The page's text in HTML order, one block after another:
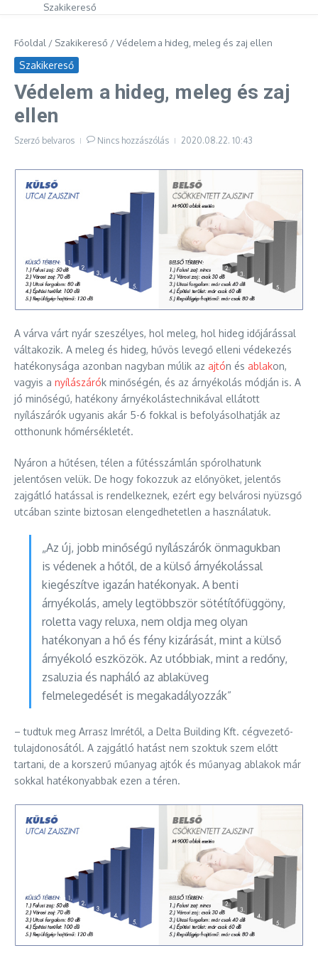
Szakikereső
Főoldal / Szakikereső /Védelem a hideg, meleg és zaj ellen
Szakikereső
Védelem a hideg, meleg és zaj
ellen
Szerző belvaros Nincs hozzászólás 2020.08.22. 10:43
A várva várt nyár szeszélyes, hol meleg, hol hideg időjárással
váltakozik. A meleg és hideg, hűvös levegő elleni védekezés
hatékonysága azonban nagyban múlik az ajtón és ablakon,
vagyis a nyílászárók minőségén, és az árnyékolás módján is. A
jó minőségű, hatékony árnyékolástechnikával ellátott
nyílászárók ugyanis akár 5-6 fokkal is befolyásolhatják az
otthonunk hőmérsékletét.
Nyáron a hűtésen, télen a fűtésszámlán spórolhatunk
jelentősen velük. De hogy fokozzuk az előnyöket, jelentős
zajgátló hatással is rendelkeznek, ezért egy belvárosi nyüzsgő
utcában szinte biztosan elengedhetetlen a használatuk.
„Az új, jobb minőségű nyílászárók önmagukban
is védenek a hőtől, de a külső árnyékolással
kiegészítve igazán hatékonyak. A benti
árnyékolás, amely legtöbbször sötétítőfüggöny,
roletta vagy reluxa, nem oldja meg olyan
hatékonyan a hő és fény kizárását, mint a külső
árnyékoló eszközök. Az utóbbiak, mint a redőny,
zsaluzia és napháló az ablaküveg
felmelegedését is megakadályozzák”
– tudtuk meg Arrasz Imrétől, a Delta Building Kft. cégvezető-
tulajdonosától. A zajgátló hatást nem szoktuk szem előtt
tartani, de a korszerű műanyag ajtók és műanyag ablakok már
sokkal hatékonyabbak ezen a téren.